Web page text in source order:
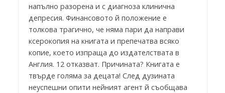
напълно разорена и с диагноза клинична
депресия. Финансовото й положение е
толкова трагично, че няма пари да направи
ксерокопия на книгата и препечатва всяко
копие, което изпраща до издателствата в
Англия. 12 отказват. Причината? Книгата е
твърде голяма за децата! След дузината
неуспешни опити нейният агент й съобщава